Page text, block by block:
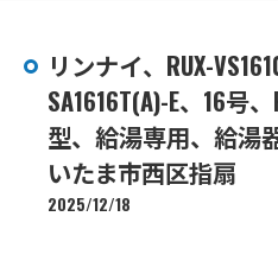
リンナイ、RUX-
SA1616T(A)-E、16号
型、給湯専用、給湯
いたま市西区指扇
2025/12/18